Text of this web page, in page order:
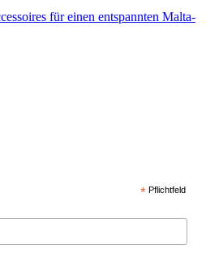
für einen entspannten Malta-
* Pflichtfeld